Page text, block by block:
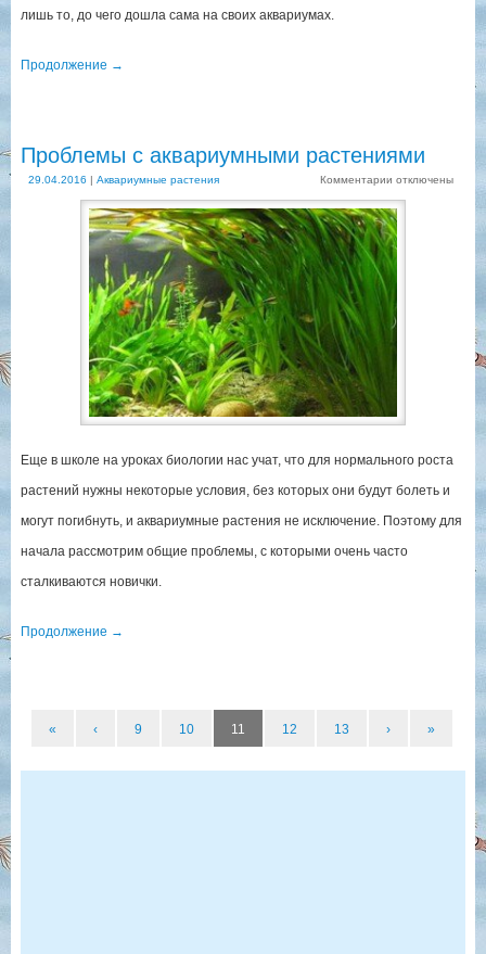
лишь то, до чего дошла сама на своих аквариумах.
Продолжение →
Проблемы с аквариумными растениями
29.04.2016 | Аквариумные растения Комментарииотключены
Еще в школе на уроках биологии нас учат, что для нормального роста
растений нужны некоторые условия, без которых они будут болеть и
могут погибнуть, и аквариумные растения не исключение. Поэтому для
начала рассмотрим общие проблемы, с которыми очень часто
сталкиваются новички.
Продолжение →
« ‹ 9 10 11 12 13 › »